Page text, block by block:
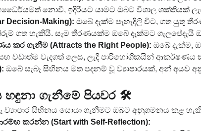
නොවී, ඉදිරියට යාමට ඔබට විශාල ශක්තියක්
Decision-Making): ඔබේ දැක්ම පැහැදිලි විට, ගත යුතු
ගත හැකියි. සෑම තීරණයක්ම ඔබේ දැක්මට ගැලපේදැයි
කර ගැනීම (Attracts the Right People): ඔබේ දැක්ම,
වඩාත්ම වැදගත් ලෙස, ලැදි පාරිභෝගිකයින් ආකර්ෂණය
ඔබේ සැබෑ සිහිනය මත පදනම් වූ ව්‍යාපාරයක්, අන් අයව
හඳුනා ගැනීමේ පියවර 🛠️
ව්‍යාපාර සිහිනය සොයා ගැනීමට ඔබට අනුගමනය කළ
කරන්න (Start with Self-Reflection):